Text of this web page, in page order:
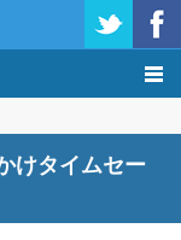
けタイムセー